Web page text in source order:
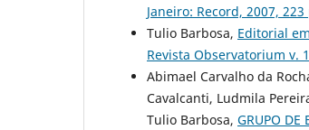
Janeiro: Record, 2007, 223
Tulio Barbosa, Editorial
Revista Observatorium v.
Abimael Carvalho da
Cavalcanti, Ludmila
Tulio Barbosa, GRUPO DE